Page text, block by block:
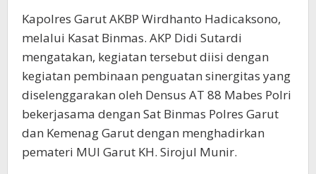
Kapolres Garut AKBP Wirdhanto Hadicaksono,
melalui Kasat Binmas. AKP Didi Sutardi
mengatakan, kegiatan tersebut diisi dengan
kegiatan pembinaan penguatan sinergitas yang
diselenggarakan oleh Densus AT 88 Mabes Polri
bekerjasama dengan Sat Binmas Polres Garut
dan Kemenag Garut dengan menghadirkan
pemateri MUI Garut KH. Sirojul Munir.